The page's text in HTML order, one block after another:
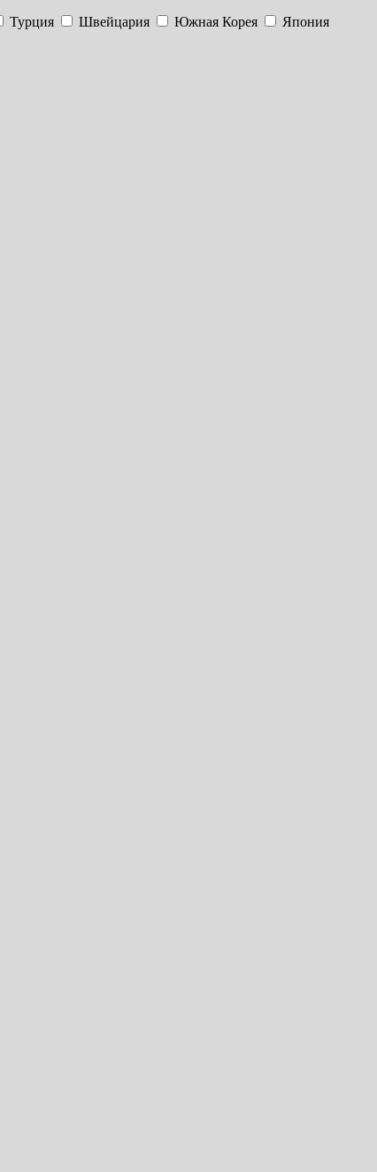
Турция Швейцария Южная Корея Япония